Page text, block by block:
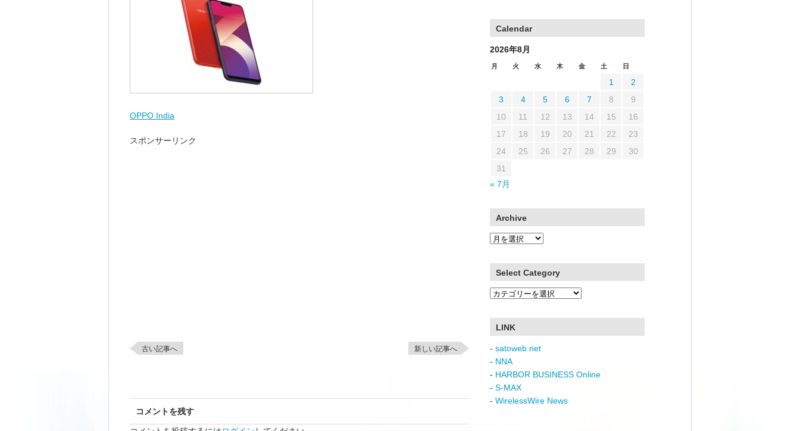
OPPO India
スポンサーリンク
古い記事へ 新しい記事へ
コメントを残す
Calendar
2026年8月
月 火 水 木 金 土 日
1
2
3
4 5 6 7 8
9
10
11 12 13 14 15
16
17
18 19 20 21 22
23
24
25 26 27 28 29
30
31
« 7月
Archive
Archive
Select Category
Select
LINK
- satoweb.net
- NNA
- HARBOR BUSINESS Online
- S-MAX
- WirelessWire News